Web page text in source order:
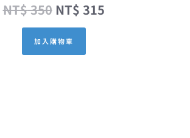
NT$350 NT$ 315
加入購物車